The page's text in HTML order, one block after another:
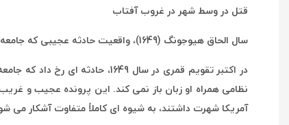
قتل در وسط شهر در غروب آفتاب
سال الحاق هیوجونگ (1649)، واقعیت حادثه عجیبی که جامعه چوسون را تکان داد.
در اکتبر تقویم قمری در سال
نظامی همراه او زبان باز نمی کند. این پرونده عجیب و
آمریکا شهرت داشتند، به شیوه ای کاملاً متفاوت آشکار می